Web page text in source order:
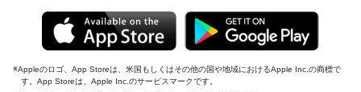
Appleのロゴ、App Storeは、米国もしくはその他の国や地域におけるApple Inc.の商標で
す。App Storeは、Apple Inc.のサービスマークです。